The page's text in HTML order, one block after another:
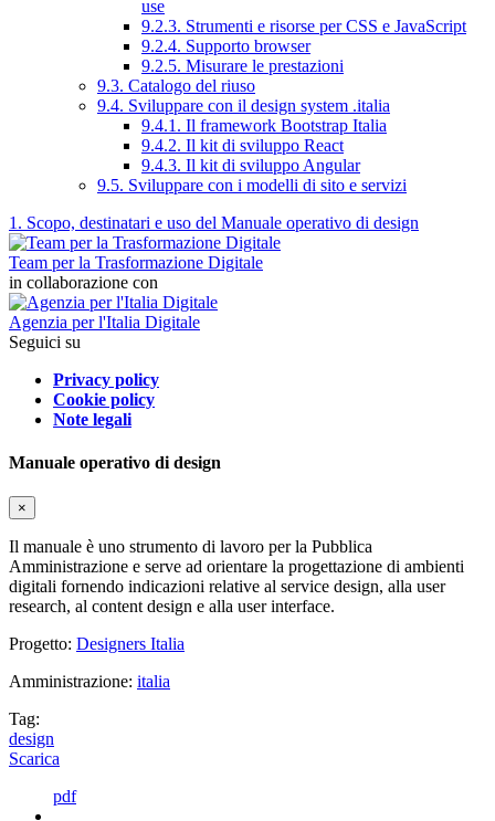
use
9.2.3. Strumenti e risorse per CSS e JavaScript
9.2.4. Supporto browser
9.2.5. Misurare le prestazioni
9.3. Catalogo del riuso
9.4. Sviluppare con il design system .italia
9.4.1. Il framework Bootstrap Italia
9.4.2. Il kit di sviluppo React
9.4.3. Il kit di sviluppo Angular
9.5. Sviluppare con i modelli di sito e servizi
1. Scopo, destinatari e uso del Manuale operativo di design
Team per la Trasformazione Digitale
in collaborazione con
Agenzia per l'Italia Digitale
Seguici su
Privacy policy
Cookie policy
Note legali
Manuale operativo di design
×
Il manuale è uno strumento di lavoro per la Pubblica
Amministrazione e serve ad orientare la progettazione di ambienti
digitali fornendo indicazioni relative al service design, alla user
research, al content design e alla user interface.
Progetto: Designers Italia
Amministrazione: italia
Tag:
design
Scarica
pdf